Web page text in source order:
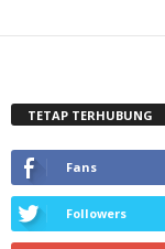
TETAP TERHUBUNG
Fans
Followers